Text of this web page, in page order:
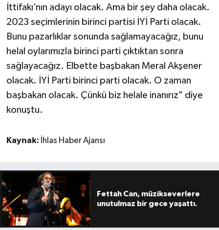
İttifakı’nın adayı olacak. Ama bir şey daha olacak.
2023 seçimlerinin birinci partisi İYİ Parti olacak.
Bunu pazarlıklar sonunda sağlamayacağız, bunu
helal oylarımızla birinci parti çıktıktan sonra
sağlayacağız. Elbette başbakan Meral Akşener
olacak. İYİ Parti birinci parti olacak. O zaman
başbakan olacak. Çünkü biz helale inanırız" diye
konuştu.
Kaynak: İhlas Haber Ajansı
Fettah Can, müzikseverlere
unutulmaz bir gece yaşattı.